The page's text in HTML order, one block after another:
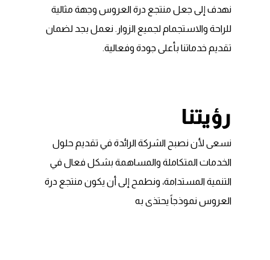
نهدف إلى جعل منتجع درة العروس وجهة مثالية
للراحة والاستجمام لجميع الزوار. نعمل بجد لضمان
تقديم خدماتنا بأعلى جودة وفعالية.
رؤيتنا
نسعى لأن نصبح الشركة الرائدة في تقديم حلول
الخدمات المتكاملة والمساهمة بشكل فعال في
التنمية المستدامة، ونطمح إلى أن يكون منتجع درة
العروس نموذجاً يحتذى به